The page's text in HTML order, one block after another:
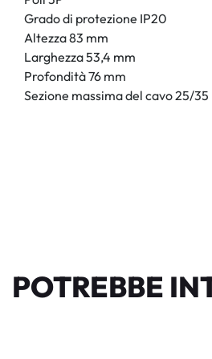
Grado di protezione IP20
Altezza 83 mm
Larghezza 53,4 mm
Profondità 76 mm
Sezione massima del cavo 25/
POTREBBE